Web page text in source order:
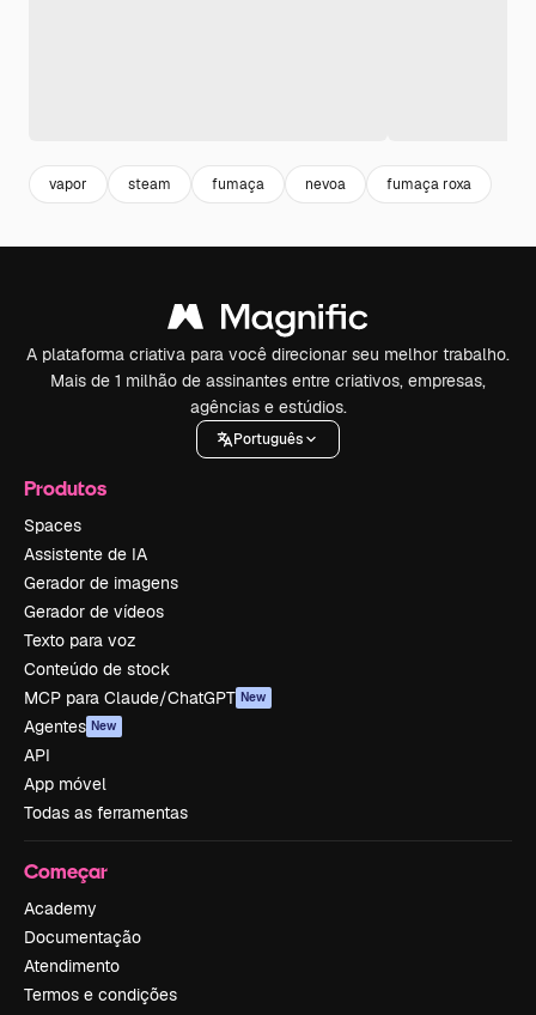
vapor steam fumaça nevoa fumaça roxa
A plataforma criativa para você direcionar seu melhor trabalho.
Mais de 1 milhão de assinantes entre criativos, empresas,
agências e estúdios.
Português
Produtos
Spaces
Assistente de IA
Gerador de imagens
Gerador de vídeos
Texto para voz
Conteúdo de stock
MCP para Claude/ChatGPT New
Agentes New
API
App móvel
Todas as ferramentas
Começar
Academy
Documentação
Atendimento
Termos e condições